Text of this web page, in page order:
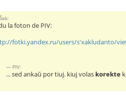
Ŝak:
la foton de PIV:
fotki.yandex.ru/users/s'xakludanto/
PIV:
... sed ankaŭ por tiuj. kiuj volas korekte